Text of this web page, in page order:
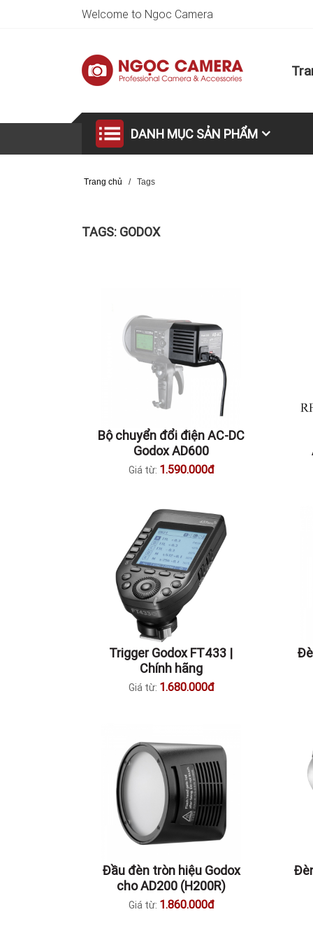
Welcome to Ngoc Camera
DANH MỤC SẢN PHẨM
Trang chủ / Tags
TAGS: GODOX
Bộ chuyển đổi điện AC-DC
Godox AD600
Giá từ: 1.590.000đ
Trigger Godox FT433 |
Chính hãng
Giá từ: 1.680.000đ
Đầu đèn tròn hiệu Godox
cho AD200 (H200R)
Giá từ: 1.860.000đ